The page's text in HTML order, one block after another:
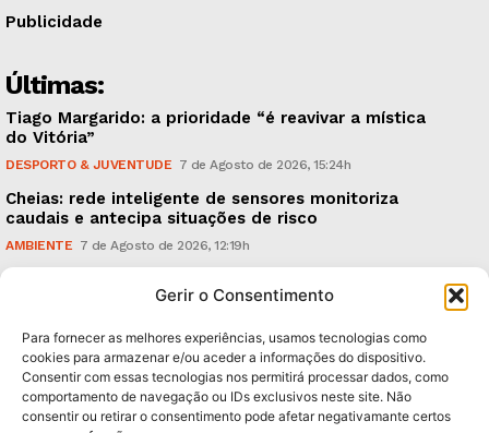
Gerir o Consentimento
Para fornecer as melhores experiências, usamos tecnologias como
cookies para armazenar e/ou aceder a informações do dispositivo.
Consentir com essas tecnologias nos permitirá processar dados, como
comportamento de navegação ou IDs exclusivos neste site. Não
consentir ou retirar o consentimento pode afetar negativamante certos
Publicidade
Últimas:
Tiago Margarido: a prioridade “é reavivar a mística
do Vitória”
DESPORTO & JUVENTUDE 7 de Agosto de 2026, 15:24h
Cheias: rede inteligente de sensores monitoriza
caudais e antecipa situações de risco
AMBIENTE 7 de Agosto de 2026, 12:19h
Subscreva Newsletter: